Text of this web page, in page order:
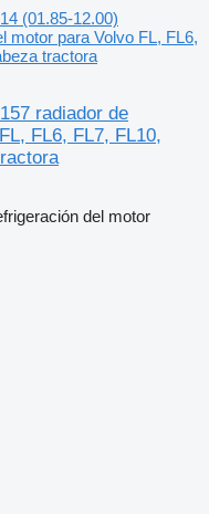
(01.85-12.00)
motor para Volvo FL, FL6,
tractora
radiador de
FL6, FL7, FL10,
del motor